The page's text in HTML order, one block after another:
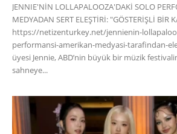
JENNIE'NİN LOLLAPALOOZA'DAKİ SOLO
MEDYADAN SERT ELEŞTİRİ: "GÖSTERİŞLİ BİR
https://netizenturkey.net/jennienin-
performansi-amerikan-medyasi-tarafindan-
üyesi Jennie, ABD’nin büyük bir müzik
sahneye...